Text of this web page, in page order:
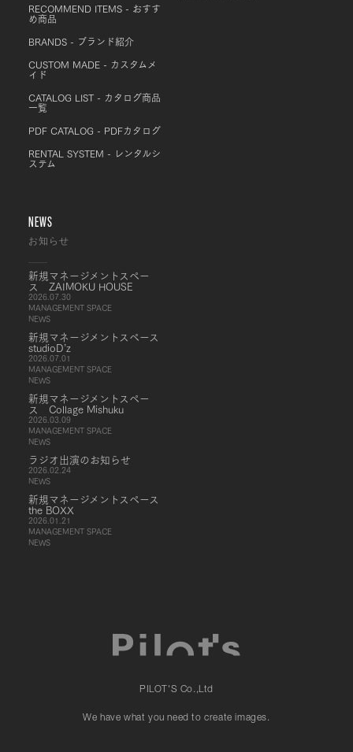
RECOMMEND ITEMS - おすす
め商品
BRANDS - ブランド紹介
CUSTOM MADE - カスタムメ
イド
CATALOG LIST - カタログ商品
一覧
PDF CATALOG - PDFカタログ
RENTAL SYSTEM - レンタルシ
ステム
NEWS
お知らせ
新規マネージメントスペー
ス ZAIMOKU HOUSE
2026.07.30
MANAGEMENT SPACE
NEWS
新規マネージメントスペース
studioD’z
2026.07.01
MANAGEMENT SPACE
NEWS
新規マネージメントスペー
ス Collage Mishuku
2026.03.09
MANAGEMENT SPACE
NEWS
ラジオ出演のお知らせ
2026.02.24
NEWS
新規マネージメントスペース
the BOXX
2026.01.21
MANAGEMENT SPACE
NEWS
PILOT'S Co.,Ltd
We have what you need to create images.